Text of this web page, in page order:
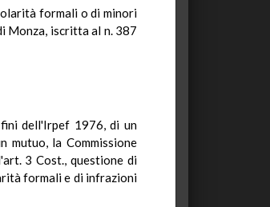
formali o di minori
Monza, iscritta al n. 387
dell'Irpef 1976, di un
mutuo, la Commissione
3 Cost., questione di
formali e di infrazioni